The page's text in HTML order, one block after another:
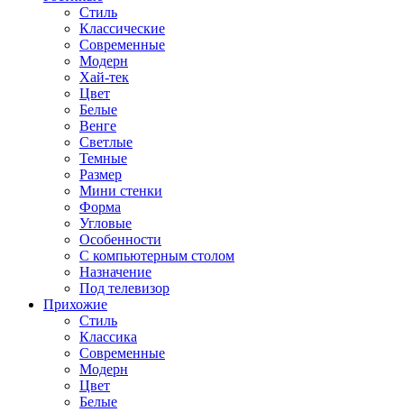
Стиль
Классические
Современные
Модерн
Хай-тек
Цвет
Белые
Венге
Светлые
Темные
Размер
Мини стенки
Форма
Угловые
Особенности
С компьютерным столом
Назначение
Под телевизор
Прихожие
Стиль
Классика
Современные
Модерн
Цвет
Белые